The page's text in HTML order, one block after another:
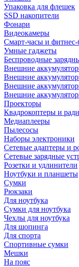
Упаковка для флешек
SSD накопители
Фонари
Видеокамеры
Смарт-часы и фитнес-
Умные гаджеты
Беспроводные
Внешние
Внешние
Внешние
Внешние
Проекторы
Квадрокоптеры и
Медиаплееры
Пылесосы
Наборы электроники
Сетевые адаптеры и
Сетевые зарядные
Розетки и удлинители
Ноутбуки и планшеты
Сумки
Рюкзаки
Для ноутбука
Сумки для ноутбука
Чехлы для ноутбука
Для шопинга
Для спорта
Спортивные сумки
Мешки
На пояс